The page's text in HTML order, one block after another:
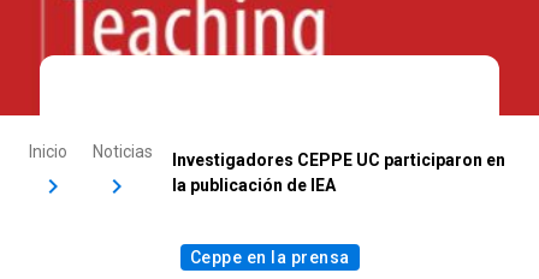
Inicio Noticias
Investigadores CEPPE UC participaron en
la publicación de IEA
Ceppe en la prensa